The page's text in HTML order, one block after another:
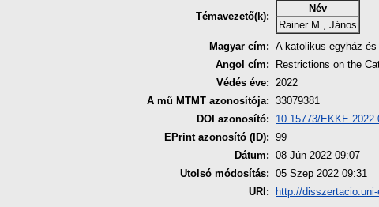
Témavezető(k):
Név
Rainer M., János
Magyar cím: A katolikus egyház
Angol cím:
Restrictions on the
Védés éve: 2022
A mű MTMT azonosítója: 33079381
DOI azonosító:
10.15773/
EPrint azonosító (ID): 99
Dátum: 08 Jún 2022 09:07
Utolsó módosítás: 05 Szep 2022 09:31
URI:
http://